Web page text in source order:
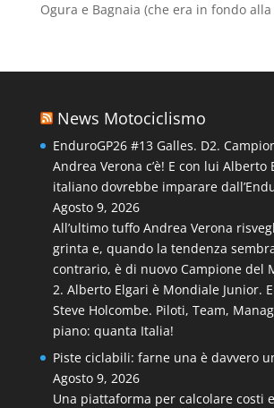
Ogura e Bagnaia (che era in fondo alla
News Motociclismo
EnduroGP26 #13 Galles. D2.
Andrea Verona c’è! E con lui Alberto
italiano dovrebbe imparare
Agosto 9, 2026
All’ultimo tuffo Andrea Verona
grinta e, quando la tendenza
contrario, è di nuovo Campione del
2. Alberto Elgari è Mondiale Junior.
Steve Holcombe. Piloti, Team,
piano: quanta Italia!
Piste ciclabili: farne una è davvero
Agosto 9, 2026
Una piattaforma per calcolare costi